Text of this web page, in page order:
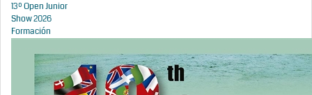
13º Open Junior
Show 2026
Formación